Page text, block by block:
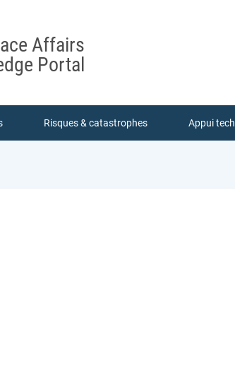
Affairs
Portal
Risques & catastrophes Appui